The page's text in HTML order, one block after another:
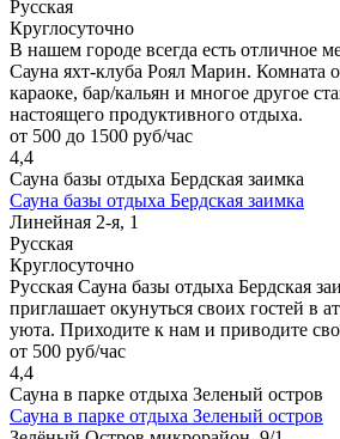
Русская
Круглосуточно
В нашем городе всегда есть отличное
Сауна яхт-клуба Роял Марин. Комната
караоке, бар/кальян и многое другое
настоящего продуктивного отдыха.
от 500 до 1500 руб/час
4,4
Сауна базы отдыха Бердская заимка
Сауна базы отдыха Бердская заимка
Линейная 2-я, 1
Русская
Круглосуточно
Русская Сауна базы отдыха Бердская
приглашает окунуться своих гостей в
уюта. Приходите к нам и приводите
от 500 руб/час
4,4
Сауна в парке отдыха Зеленый остров
Сауна в парке отдыха Зеленый остров